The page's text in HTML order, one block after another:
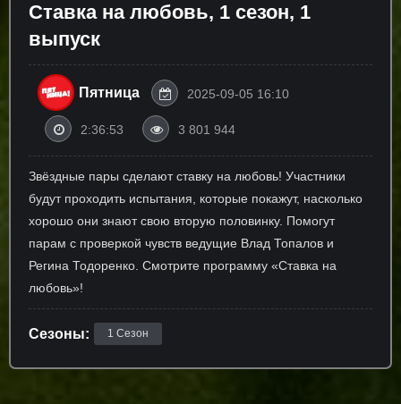
Ставка на любовь, 1 сезон, 1
выпуск
Пятница 2025-09-05 16:10
2:36:53 3 801 944
Звёздные пары сделают ставку на любовь! Участники
будут проходить испытания, которые покажут, насколько
хорошо они знают свою вторую половинку. Помогут
парам с проверкой чувств ведущие Влад Топалов и
Регина Тодоренко. Смотрите программу «Ставка на
любовь»!
Сезоны: 1 Сезон